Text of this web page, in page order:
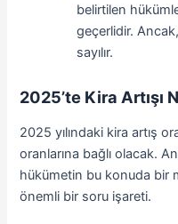
belirtilen
geçerlidir.
sayılır.
2025’te Kira Artışı
2025 yılındaki kira artış
oranlarına bağlı olacak.
hükümetin bu konuda bir
önemli bir soru işareti.